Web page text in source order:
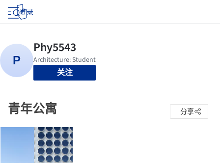
登录
关注
青年公寓 分享